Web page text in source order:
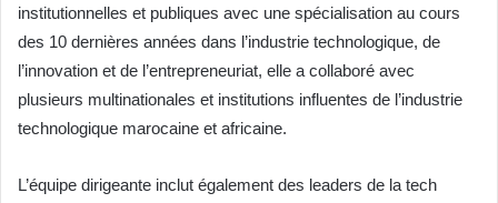
institutionnelles et publiques avec une spécialisation au cours
des 10 dernières années dans l’industrie technologique, de
l’innovation et de l’entrepreneuriat, elle a collaboré avec
plusieurs multinationales et institutions influentes de l’industrie
technologique marocaine et africaine.
L’équipe dirigeante inclut également des leaders de la tech